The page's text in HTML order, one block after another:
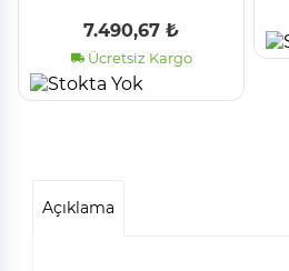
cm, Giriş Alanı için,
Koridor, Oturma
7.490,67 ₺
Ücretsiz Kargo
Açıklama